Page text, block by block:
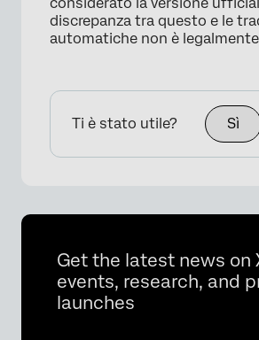
discrepanza tra questo e le
automatiche non è
Ti è stato utile? Sì
Get the latest news on
events, research, and
launches